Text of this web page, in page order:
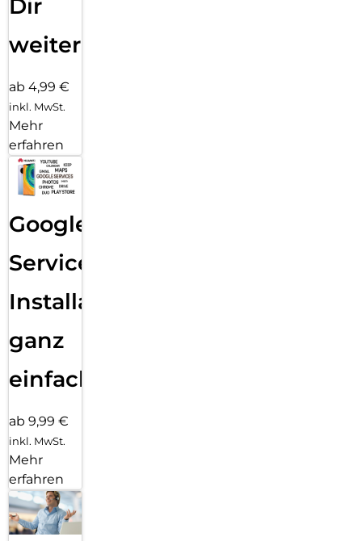
Dir
weiter
ab 4,99 €
inkl. MwSt.
Mehr
erfahren
Google
Services
Installation
ganz
einfach
ab 9,99 €
inkl. MwSt.
Mehr
erfahren